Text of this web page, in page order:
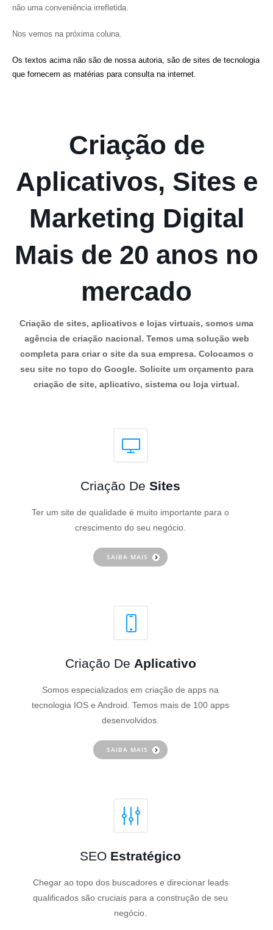
não uma conveniência irrefletida.
Nos vemos na próxima coluna.
Os textos acima não são de nossa autoria, são de sites de tecnologia
que fornecem as matérias para consulta na internet.
Criação de
Aplicativos, Sites e
Marketing Digital
Mais de 20 anos no
mercado
Criação de sites, aplicativos e lojas virtuais, somos uma
agência de criação nacional. Temos uma solução web
completa para criar o site da sua empresa. Colocamos o
seu site no topo do Google. Solicite um orçamento para
criação de site, aplicativo, sistema ou loja virtual.
Criação De Sites
Ter um site de qualidade é muito importante para o
crescimento do seu negócio.
SAIBA MAIS
Criação De Aplicativo
Somos especializados em criação de apps na
tecnologia IOS e Android. Temos mais de 100 apps
desenvolvidos.
SAIBA MAIS
SEO Estratégico
Chegar ao topo dos buscadores e direcionar leads
qualificados são cruciais para a construção de seu
negócio.